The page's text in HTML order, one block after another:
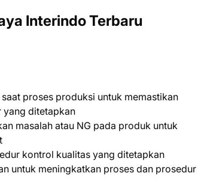
Interindo Terbaru
proses produksi untuk memastikan
yang ditetapkan
masalah atau NG pada produk untuk
kontrol kualitas yang ditetapkan
untuk meningkatkan proses dan prosedur